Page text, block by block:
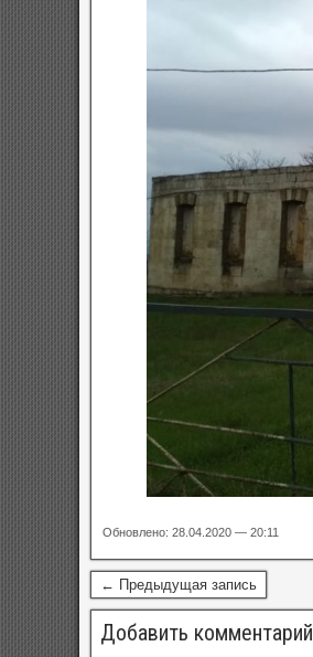
Обновлено: 28.04.2020 — 20:11
← Предыдущая запись
Добавить комментарий